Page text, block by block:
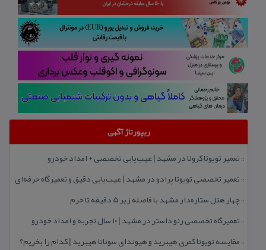
ریپورتاژ آگهی
:: تعمیر تویوتا كرولا در مشهد | عیب‌یابی تخصصی + امداد خودرو
:: تعمیر تخصصی تویوتا پرادو در مشهد | عیب‌یابی دقیق و تعمیرگاه حرفه‌ای
::چهار هتل‌ ستاره‌دار مشهد با فاصله زیر 5 دقیقه تا حرم
:: تعمیرگاه تخصصی رنو داستر در مشهد | ۱۰ سال تجربه و امداد خودرو
:: مقایسه تویوتا كمری هیبرید و هیوندای سوناتا هیبرید | كدام را بخریم؟